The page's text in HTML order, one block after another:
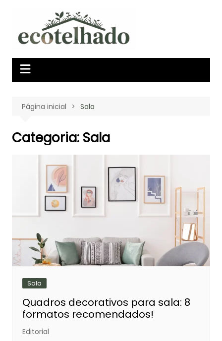
conteúdo
Página inicial Sala
Categoria: Sala
Sala
Quadros decorativos para sala: 8
formatos recomendados!
Editorial